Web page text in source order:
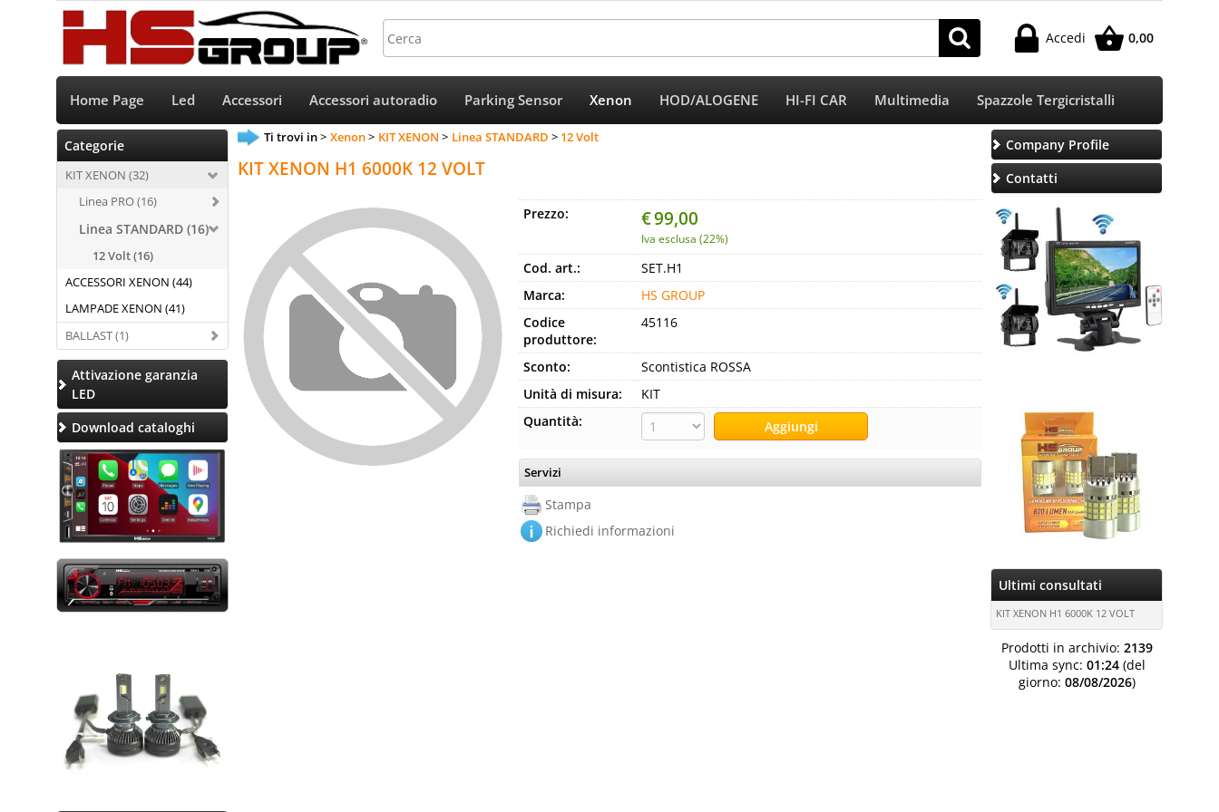
Accedi
Sono già registrato
Per completare l'ordine inserisci il nome utente e la password e poi
clicca sul pulsante "Accedi"
Ricorda
Hai perso la password?
0,00
Home Page Led Accessori Accessori autoradio Parking Sensor Xenon HOD/ALOGENE HI-FI CAR Multimedia Spazzole Tergicristalli
Categorie
KIT XENON (32)
Linea PRO (16)
Linea STANDARD (16)
12 Volt (16)
ACCESSORI XENON (44)
LAMPADE XENON (41)
BALLAST (1)
Attivazione garanzia
LED
Download cataloghi
Ti trovi in Xenon KIT XENON Linea STANDARD 12 Volt
KIT XENON H1 6000K 12 VOLT
Prezzo: €99,00
Iva esclusa (22%)
Cod. art.:
SET.H1
Marca:
HS GROUP
Codice
produttore:
45116
Sconto:
Scontistica ROSSA
Unità di misura:
KIT
Quantità:
Servizi
Stampa
Richiedi informazioni
Company Profile
Contatti
Ultimi consultati
KIT XENON H1 6000K 12 VOLT
Prodotti in archivio: 2139
Ultima sync: 01:24(del
giorno: 08/08/2026)